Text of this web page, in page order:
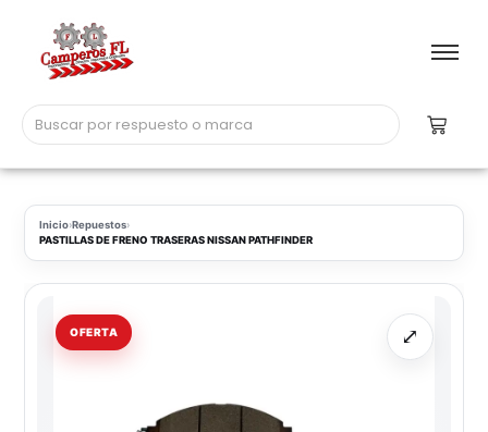
Inicio›Repuestos›
PASTILLAS DE FRENO TRASERAS NISSAN PATHFINDER
OFERTA ⤢